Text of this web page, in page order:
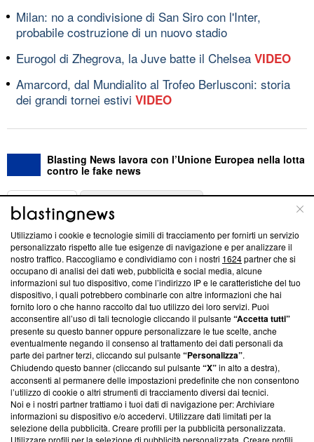
Milan: no a condivisione di San Siro con l'Inter,
probabile costruzione di un nuovo stadio
Eurogol di Zhegrova, la Juve batte il Chelsea VIDEO
Amarcord, dal Mundialito al Trofeo Berlusconi: storia
dei grandi tornei estivi VIDEO
Blasting News lavora con l’Unione Europea nella lotta
contro le fake news
ABOUT
Questa sezione offre informazioni trasparenti su Blasting
News, sui nostri processi editoriali e su come ci impegniamo a
creare news di qualità. Inoltre, afferma la nostra aderenza a
‘Trust Project - News with Integrity’Blasting News non è
ancora membro del programma, ma ha richiesto di farne
parte; Trust Project non ha ancora effettuato una verifica di
conformità agli standard.
Su di noi
Team editoriale
Corporate
Redazione
Utilizziamo i cookie e tecnologie simili di tracciamento per fornirti un servizio
personalizzato rispetto alle tue esigenze di navigazione e per analizzare il
nostro traffico. Raccogliamo e condividiamo con i nostri 1624partner che si
occupano di analisi dei dati web, pubblicità e social media, alcune
informazioni sul tuo dispositivo, come l’indirizzo IP e le caratteristiche del tuo
dispositivo, i quali potrebbero combinarle con altre informazioni che hai
fornito loro o che hanno raccolto dal tuo utilizzo dei loro servizi. Puoi
acconsentire all’uso di tali tecnologie cliccando il pulsante“Accetta tutti”
presente su questo banner oppure personalizzare le tue scelte, anche
eventualmente negando il consenso al trattamento dei dati personali da
parte dei partner terzi, cliccando sul pulsante“Personalizza”.
Chiudendo questo banner (cliccando sul pulsante“X”in alto a destra),
acconsenti al permanere delle impostazioni predefinite che non consentono
l’utilizzo di cookie o altri strumenti di tracciamento diversi dai tecnici.
Noi e i nostri partner trattiamo i tuoi dati di navigazione per: Archiviare
informazioni su dispositivo e/o accedervi. Utilizzare dati limitati per la
selezione della pubblicità. Creare profili per la pubblicità personalizzata.
Utilizzare profili per la selezione di pubblicità personalizzata. Creare profili